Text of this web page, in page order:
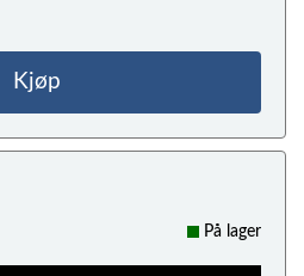
Kjøp
På lager